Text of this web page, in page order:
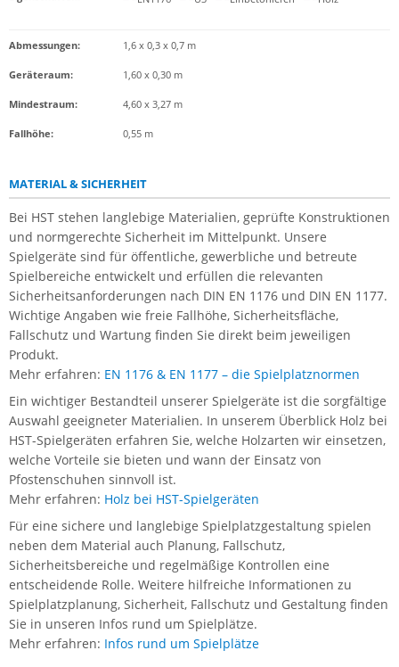
Abmessungen: 1,6 x 0,3 x 0,7 m
Geräteraum: 1,60 x 0,30 m
Mindestraum: 4,60 x 3,27 m
Fallhöhe: 0,55 m
MATERIAL & SICHERHEIT
Bei HST stehen langlebige Materialien, geprüfte Konstruktionen
und normgerechte Sicherheit im Mittelpunkt. Unsere
Spielgeräte sind für öffentliche, gewerbliche und betreute
Spielbereiche entwickelt und erfüllen die relevanten
Sicherheitsanforderungen nach DIN EN 1176 und DIN EN 1177.
Wichtige Angaben wie freie Fallhöhe, Sicherheitsfläche,
Fallschutz und Wartung finden Sie direkt beim jeweiligen
Produkt.
Mehr erfahren: EN 1176 & EN 1177 – die Spielplatznormen
Ein wichtiger Bestandteil unserer Spielgeräte ist die sorgfältige
Auswahl geeigneter Materialien. In unserem Überblick Holz bei
HST-Spielgeräten erfahren Sie, welche Holzarten wir einsetzen,
welche Vorteile sie bieten und wann der Einsatz von
Pfostenschuhen sinnvoll ist.
Mehr erfahren: Holz bei HST-Spielgeräten
Für eine sichere und langlebige Spielplatzgestaltung spielen
neben dem Material auch Planung, Fallschutz,
Sicherheitsbereiche und regelmäßige Kontrollen eine
entscheidende Rolle. Weitere hilfreiche Informationen zu
Spielplatzplanung, Sicherheit, Fallschutz und Gestaltung finden
Sie in unseren Infos rund um Spielplätze.
Mehr erfahren: Infos rund um Spielplätze